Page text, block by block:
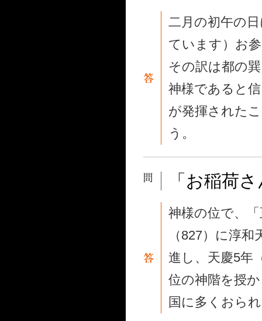
二月の初午の
ています）お
その訳は都の
神様であると
が発揮された
う。
「お稲荷
神様の位で、
（827）に淳
進し、天慶5年
位の神階を授
国に多くおら